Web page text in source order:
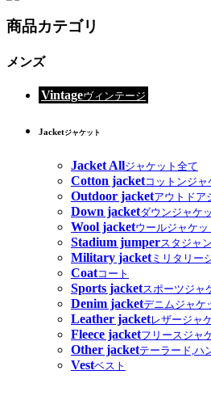
商品カテゴリ
メンズ
Vintageヴィンテージ
Jacketジャケット
Jacket Allジャケット全て
Cotton jacketコットンジャ
Outdoor jacketアウトドア
Down jacketダウンジャケ
Wool jacketウールジャケッ
Stadium jumperスタジャン
Military jacketミリタリー
Coatコート
Sports jacketスポーツジャ
Denim jacketデニムジャケ
Leather jacketレザージャ
Fleece jacketフリースジャ
Other jacketテーラード,ハ
Vestベスト